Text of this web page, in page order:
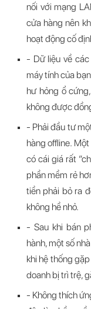
nối với mạng
cửa hàng nên
hoạt động cố
- Dữ liệu về
máy tính của
hư hỏng ổ
không được
- Phải đầu tư
hàng offline.
có cái giá rất
phần mềm rẻ
tiền phải bỏ ra
không hề nhỏ.
- Sau khi bán
hành, một số
khi hệ thống
doanh bị trì trệ,
- Không thích